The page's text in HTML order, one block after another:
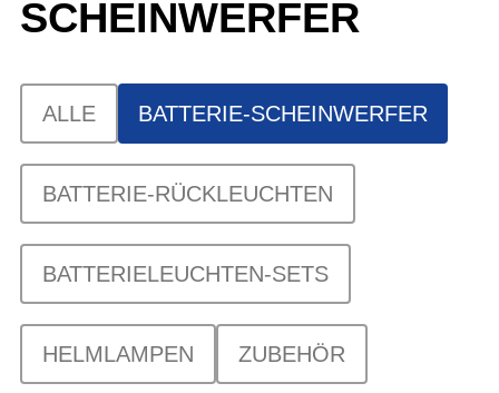
SCHEINWERFER
ALLE BATTERIE-SCHEINWERFER
BATTERIE-RÜCKLEUCHTEN
BATTERIELEUCHTEN-SETS
HELMLAMPEN ZUBEHÖR